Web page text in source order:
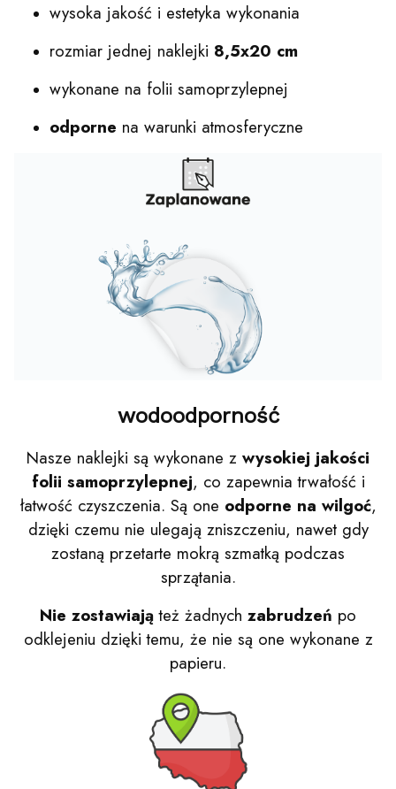
wysoka jakość i estetyka wykonania
rozmiar jednej naklejki 8,5x20 cm
wykonane na folii samoprzylepnej
odporne na warunki atmosferyczne
wodoodporność
Nasze naklejki są wykonane z wysokiej jakości
folii samoprzylepnej, co zapewnia trwałość i
łatwość czyszczenia. Są one odporne na wilgoć,
dzięki czemu nie ulegają zniszczeniu, nawet gdy
zostaną przetarte mokrą szmatką podczas
sprzątania.
Nie zostawiająteż żadnych zabrudzeń po
odklejeniu dzięki temu, że nie są one wykonane z
papieru.